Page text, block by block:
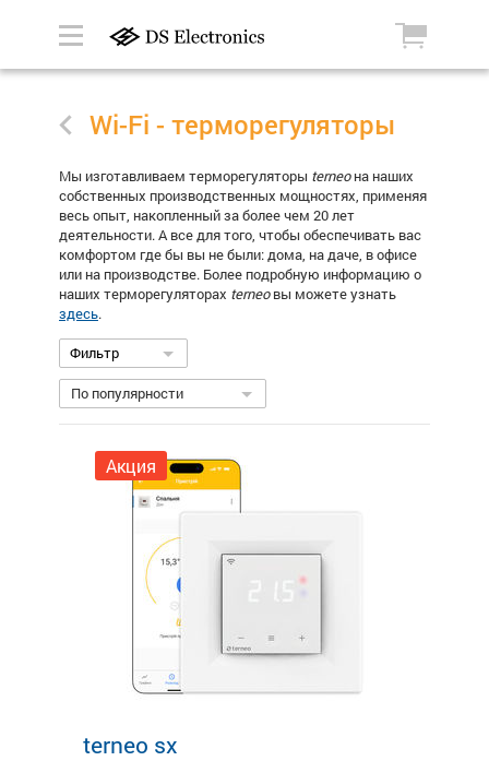
Wi-Fi - терморегуляторы
Мы изготавливаем терморегуляторы terneo на наших
собственных производственных мощностях, применяя
весь опыт, накопленный за более чем 20 лет
деятельности. А все для того, чтобы обеспечивать вас
комфортом где бы вы не были: дома, на даче, в офисе
или на производстве. Более подробную информацию о
наших терморегуляторах terneoвы можете узнать
здесь.
Фильтр
По популярности
Акция
terneo sx